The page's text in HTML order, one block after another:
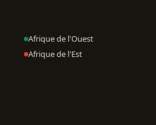
Afrique de l'Ouest
Afrique de l'Est